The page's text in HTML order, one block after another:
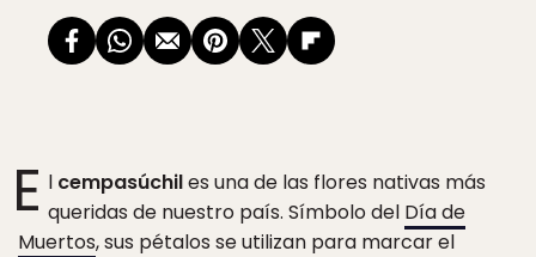
E l cempasúchiles una de las flores nativas más
queridas de nuestro país. Símbolo del Día de
Muertos, sus pétalos se utilizan para marcar el